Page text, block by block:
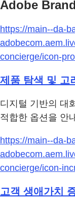
Adobe
https://main--da-
concierge/icon-
제품 탐색 및 고
디지털 기반의 대
적합한 옵션을 안
https://main--da-
concierge/icon-
고객 생애가치